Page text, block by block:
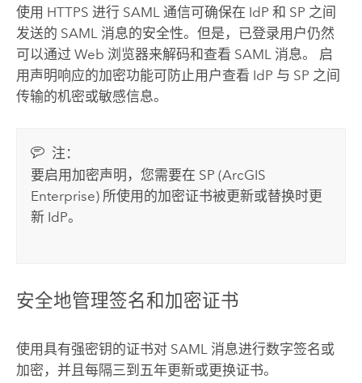
使用 HTTPS 进行 SAML 通信可确保在 IdP 和 SP 之间
发送的 SAML 消息的安全性。但是，已登录用户仍然
可以通过 Web 浏览器来解码和查看 SAML 消息。 启
用声明响应的加密功能可防止用户查看 IdP 与 SP 之间
传输的机密或敏感信息。
注：
要启用加密声明，您需要在 SP (ArcGIS
Enterprise) 所使用的加密证书被更新或替换时更
新 IdP。
安全地管理签名和加密证书
使用具有强密钥的证书对 SAML 消息进行数字签名或
加密，并且每隔三到五年更新或更换证书。